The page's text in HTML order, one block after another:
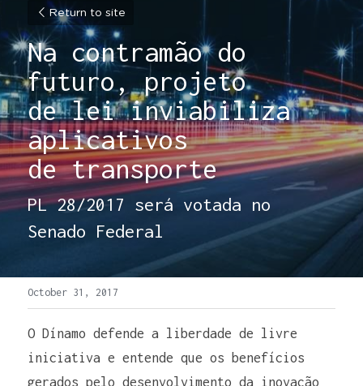
Return to site
Na contramão do
futuro, projeto
de lei inviabiliza
aplicativos
de transporte
PL 28/2017 será votada no
Senado Federal
October 31, 2017
O Dínamo defende a liberdade de livre
iniciativa e entende que os benefícios
gerados pelo desenvolvimento da inovação